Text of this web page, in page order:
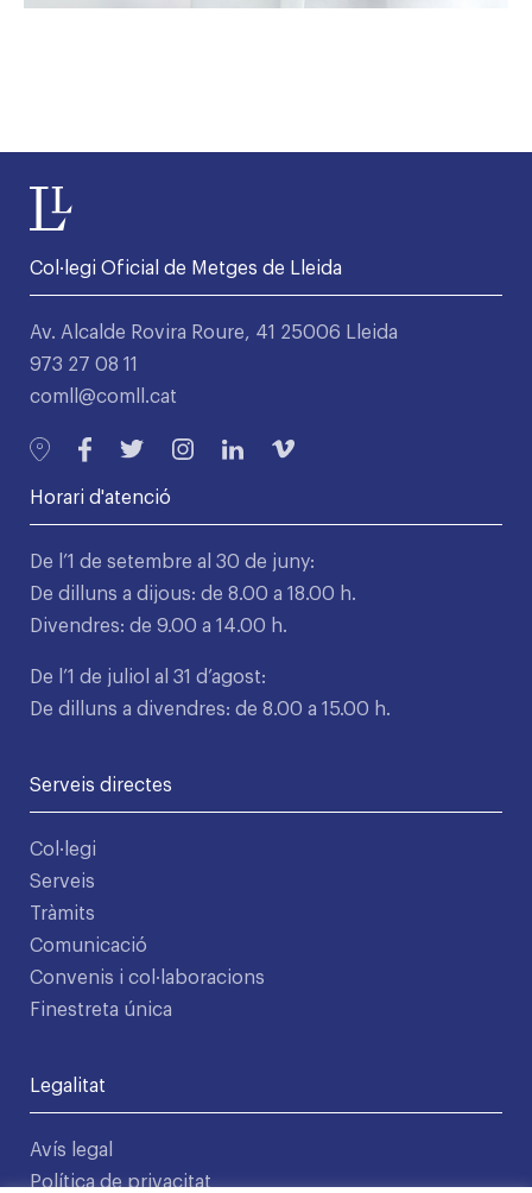
Col·legi Oficial de Metges de Lleida
Av. Alcalde Rovira Roure, 41 25006 Lleida
973 27 08 11
comll@comll.cat
Horari d'atenció
De l’1 de setembre al 30 de juny:
De dilluns a dijous: de 8.00 a 18.00 h.
Divendres: de 9.00 a 14.00 h.
De l’1 de juliol al 31 d’agost:
De dilluns a divendres: de 8.00 a 15.00 h.
Serveis directes
Col·legi
Serveis
Tràmits
Comunicació
Convenis i col·laboracions
Finestreta única
Legalitat
Avís legal
Política de privacitat